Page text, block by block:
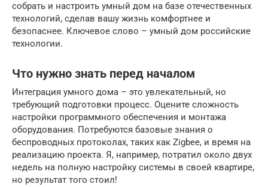
собрать и настроить умный дом на базе отечественных
технологий, сделав вашу жизнь комфортнее и
безопаснее. Ключевое слово – умный дом российские
технологии.
Что нужно знать перед началом
Интеграция умного дома – это увлекательный, но
требующий подготовки процесс. Оцените сложность
настройки программного обеспечения и монтажа
оборудования. Потребуются базовые знания о
беспроводных протоколах, таких как Zigbee, и время на
реализацию проекта. Я, например, потратил около двух
недель на полную настройку системы в своей квартире,
но результат того стоил!